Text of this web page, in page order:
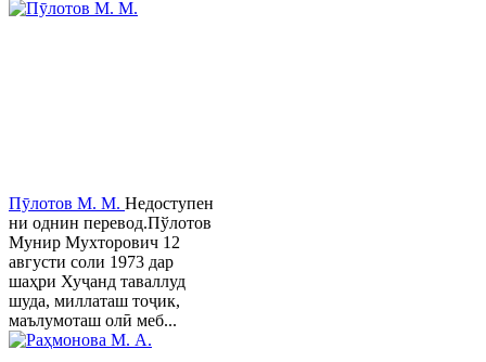
Пӯлотов М. М. Недоступен
ни однин перевод.Пўлотов
Мунир Мухторович 12
августи соли 1973 дар
шаҳри Хуҷанд таваллуд
шуда, миллаташ тоҷик,
маълумоташ олӣ меб...